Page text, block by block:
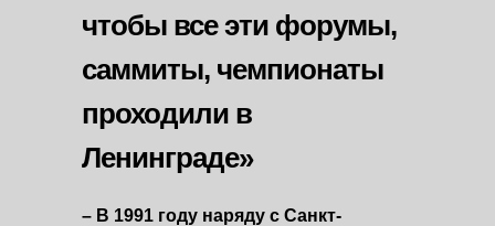
– В 1991 году наряду с Санкт-
чтобы все эти форумы,
саммиты, чемпионаты
проходили в
Ленинграде»